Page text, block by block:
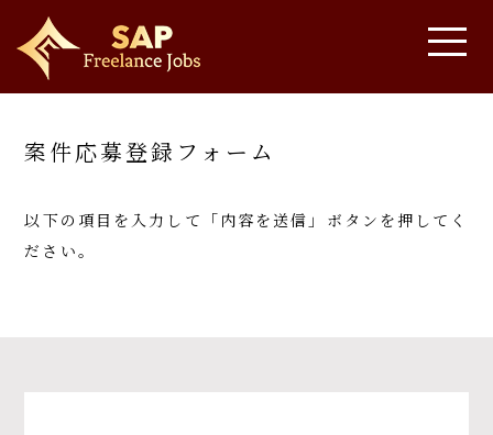
案件応募登録フォーム
以下の項目を入力して「内容を送信」ボタンを押してく
ださい。